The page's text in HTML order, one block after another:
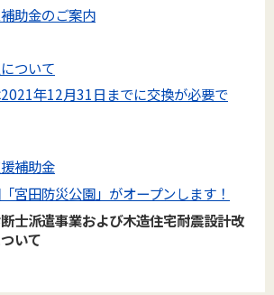
助金のご案内
ついて
年12月31日までに交換が必要で
補助金
宮田防災公園」がオープンします！
士派遣事業および木造住宅耐震設計改
いて